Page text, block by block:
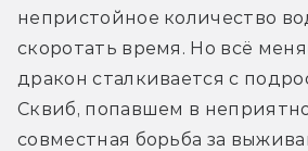
непристойное количество
скоротать время. Но всё
дракон сталкивается с
Сквиб, попавшем в
совместная борьба за